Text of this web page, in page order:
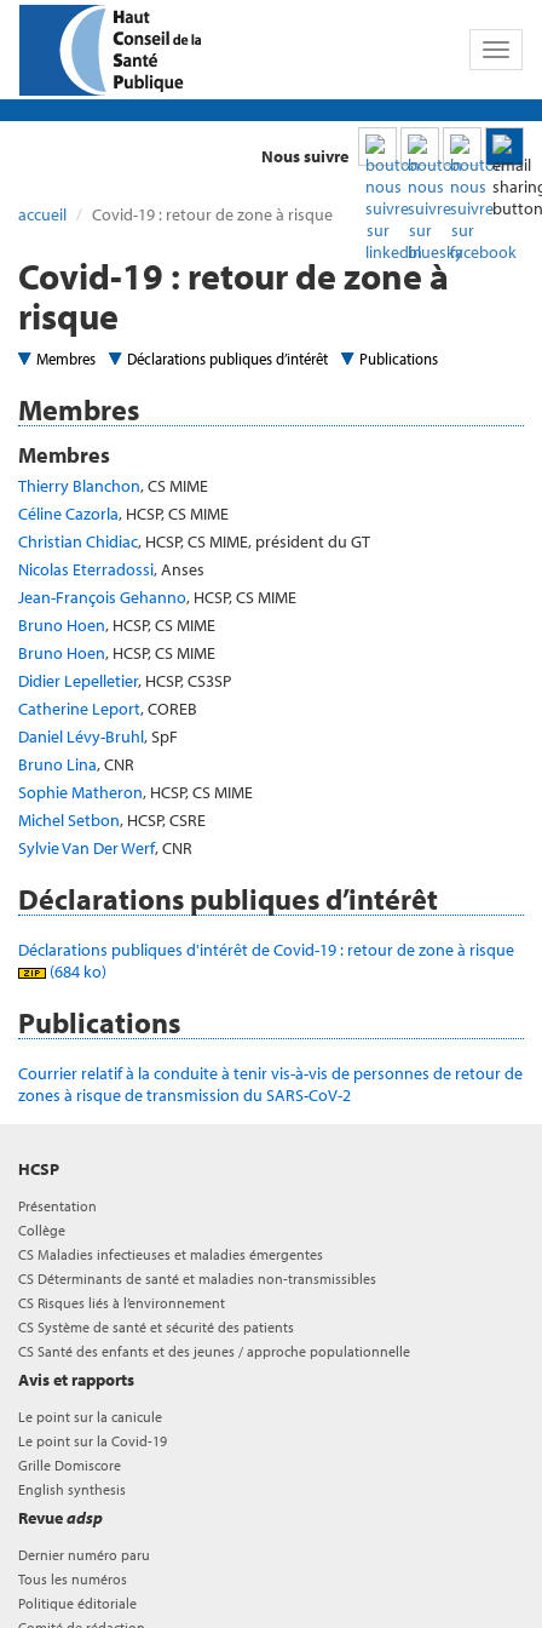
Toggle
Nous suivre
accueil Covid-19 : retour de zone à risque
Covid-19 : retour de zone à
risque
Membres Déclarations publiques d’intérêt Publications
Membres
Membres
Thierry Blanchon, CS MIME
Céline Cazorla, HCSP, CS MIME
Christian Chidiac, HCSP, CS MIME, président du GT
Nicolas Eterradossi, Anses
Jean-François Gehanno, HCSP, CS MIME
Bruno Hoen, HCSP, CS MIME
Bruno Hoen, HCSP, CS MIME
Didier Lepelletier, HCSP, CS3SP
Catherine Leport, COREB
Daniel Lévy-Bruhl, SpF
Bruno Lina, CNR
Sophie Matheron, HCSP, CS MIME
Michel Setbon, HCSP, CSRE
Sylvie Van Der Werf, CNR
Déclarations publiques d’intérêt
Déclarations publiques d'intérêt de Covid-19 : retour de zone à risque
(684 ko)
Publications
Courrier relatif à la conduite à tenir vis-à-vis de personnes de retour de
zones à risque de transmission du SARS-CoV-2
HCSP
Présentation
Collège
CS Maladies infectieuses et maladies émergentes
CS Déterminants de santé et maladies non-transmissibles
CS Risques liés à l’environnement
CS Système de santé et sécurité des patients
CS Santé des enfants et des jeunes / approche populationnelle
Avis et rapports
Le point sur la canicule
Le point sur la Covid-19
Grille Domiscore
English synthesis
Revueadsp
Dernier numéro paru
Tous les numéros
Politique éditoriale